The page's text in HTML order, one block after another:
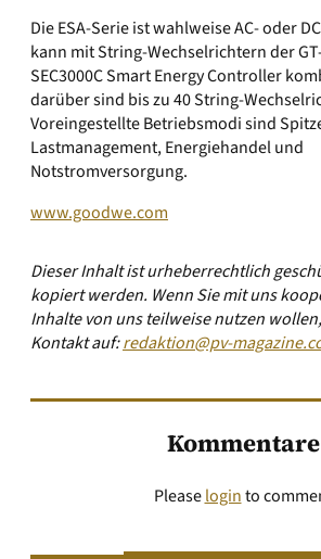
Die ESA-Serie ist wahlweise AC- oder
kann mit String-Wechselrichtern der
SEC3000C Smart Energy Controller
darüber sind bis zu 40 String-
Voreingestellte Betriebsmodi sind
Lastmanagement, Energiehandel und
Notstromversorgung.
www.goodwe.com
Dieser Inhalt ist urheberrechtlich
kopiert werden. Wenn Sie mit uns
Inhalte von uns teilweise nutzen
Kontakt auf:redaktion@pv-
Kommentare
Pleaseloginto